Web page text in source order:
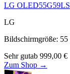
LG OLED55G59LS
LG
Bildschirmgröße: 55
Sehr gutab 999,00 €
Zum Shop →